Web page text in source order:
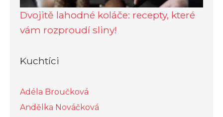
Dvojitě lahodné koláče: recepty, které
vám rozproudí sliny!
Kuchtíci
Adéla Broučková
Andělka Nováčková